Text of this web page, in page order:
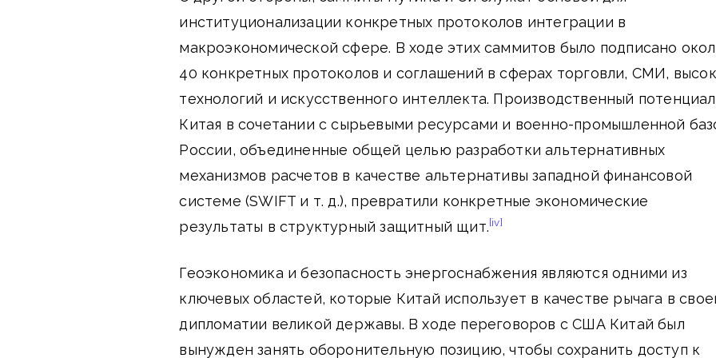
институционализации конкретных протоколов интеграции в
макроэкономической сфере. В ходе этих саммитов было подписано
40 конкретных протоколов и соглашений в сферах торговли, СМИ,
технологий и искусственного интеллекта. Производственный потенциал
Китая в сочетании с сырьевыми ресурсами и военно-промышленной
России, объединенные общей целью разработки альтернативных
механизмов расчетов в качестве альтернативы западной финансовой
системе (SWIFT и т. д.), превратили конкретные экономические
результаты в структурный защитный щит.[iv]
Геоэкономика и безопасность энергоснабжения являются одними из
ключевых областей, которые Китай использует в качестве рычага в
дипломатии великой державы. В ходе переговоров с США Китай был
вынужден занять оборонительную позицию, чтобы сохранить доступ к